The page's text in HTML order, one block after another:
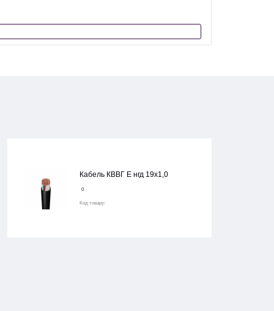
Кабель КВВГ Е нгд 19х1,0
0
Код товару: